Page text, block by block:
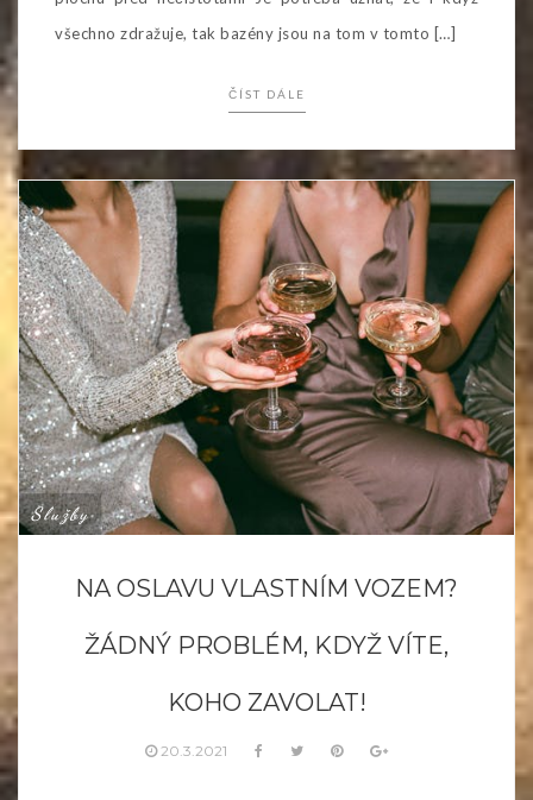
všechno zdražuje, tak bazény jsou na tom v tomto […]
ČÍST DÁLE
Služby
NA OSLAVU VLASTNÍM VOZEM?
ŽÁDNÝ PROBLÉM, KDYŽ VÍTE,
KOHO ZAVOLAT!
20.3.2021